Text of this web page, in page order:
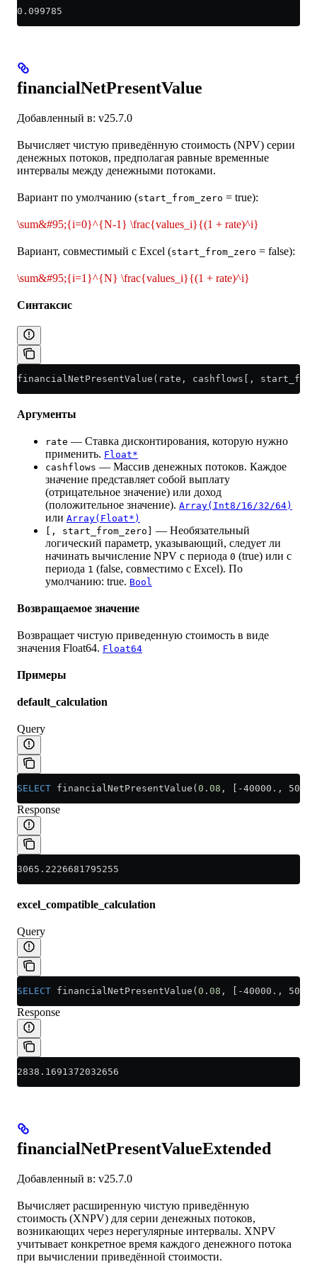
0.099785
financialNetPresentValue
Добавленный в: v25.7.0
Вычисляет чистую приведённую стоимость (NPV) серии
денежных потоков, предполагая равные временные
интервалы между денежными потоками.
Вариант по умолчанию (start_from_zero = true):
\sum&#95;{i=0}^{N-1} \frac{values_i}{(1 + rate)^i}
Вариант, совместимый с Excel (start_from_zero = false):
\sum&#95;{i=1}^{N} \frac{values_i}{(1 + rate)^i}
Синтаксис
financialNetPresentValue(rate, cashflows[,
Аргументы
rate — Ставка дисконтирования, которую нужно
применить. Float*
cashflows — Массив денежных потоков. Каждое
значение представляет собой выплату
(отрицательное значение) или доход
(положительное значение). Array(Int8/16/32/64)
или Array(Float*)
[, start_from_zero]
— Необязательный
логический параметр, указывающий, следует ли
начинать вычисление NPV с периода 0 (true) или с
периода 1 (false, совместимо с Excel). По
умолчанию: true. Bool
Возвращаемое значение
Возвращает чистую приведенную стоимость в виде
значения Float64. Float64
Примеры
default_calculation
Query
SELECT financialNetPresentValue( 0 . 08 , [-40000.,
Response
3065.2226681795255
excel_compatible_calculation
Query
SELECT financialNetPresentValue( 0 . 08 , [-40000.,
Response
2838.1691372032656
financialNetPresentValueExtended
Добавленный в: v25.7.0
Вычисляет расширенную чистую приведённую
стоимость (XNPV) для серии денежных потоков,
возникающих через нерегулярные интервалы. XNPV
учитывает конкретное время каждого денежного потока
при вычислении приведённой стоимости.